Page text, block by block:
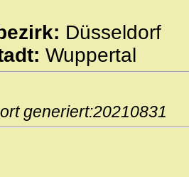
Düsseldorf
Wuppertal